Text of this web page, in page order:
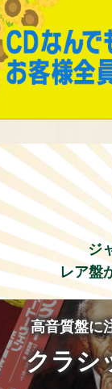
ジ
レア盤
高音質盤に
クラシ